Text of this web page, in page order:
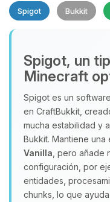
Spigot Bukkit
Spigot, un
Minecraft
Spigot es un
en CraftBukkit,
mucha estabilidad y
Bukkit. Mantiene
Vanilla , pero añade
configuración, por
entidades,
chunks, lo que
Yupi, por
hablar!
asistente
que
09/08/